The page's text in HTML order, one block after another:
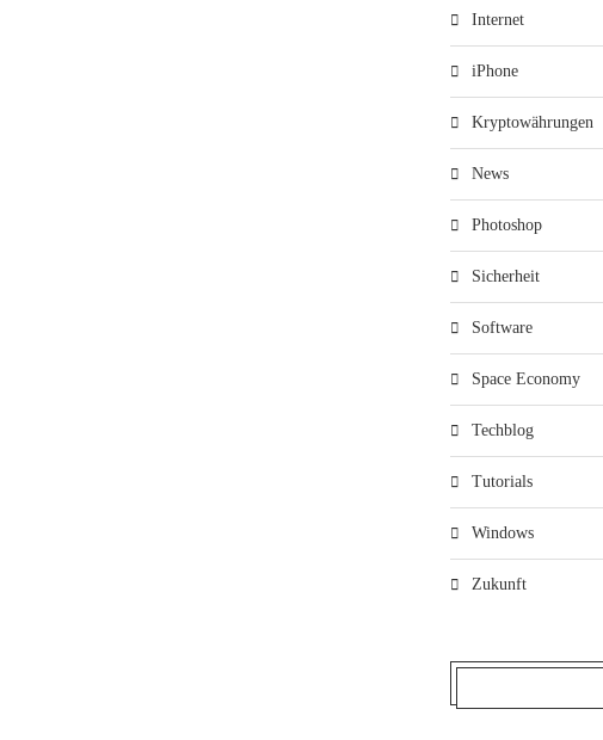
Internet
iPhone
Kryptowährungen
News
Photoshop
Sicherheit
Software
Space Economy
Techblog
Tutorials
Windows
Zukunft